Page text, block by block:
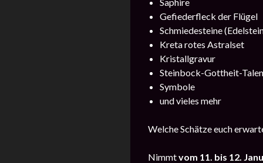
Gefiederfleck der Flügel
Schmiedesteine
Kreta rotes Astralset
Kristallgravur
Steinbock-Gottheit-
Symbole
und vieles mehr
Welche Schätze euch
Nimmtvom 11. bis 12.